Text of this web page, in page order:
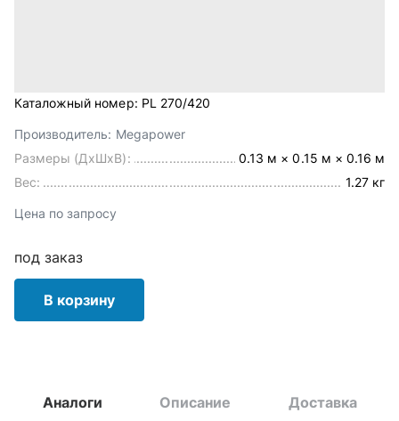
Каталожный номер: PL 270/420
Производитель: Megapower
Размеры (ДхШхВ):
0.13 м × 0.15 м × 0.16 м
Вес:
1.27 кг
Цена по запросу
под заказ
В корзину
Аналоги Описание Доставка